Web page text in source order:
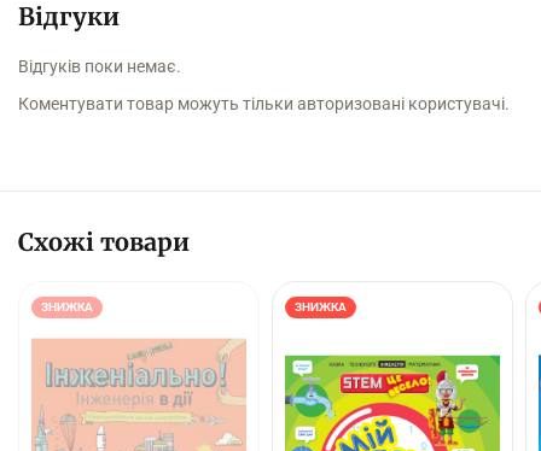
Відгуки
Відгуків поки немає.
Коментувати товар можуть тільки авторизовані користувачі.
Схожі товари
ЗНИЖКА ЗНИЖКА